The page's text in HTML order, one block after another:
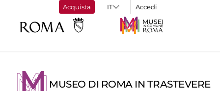
Acquista Accedi
MUSEO DI ROMA IN TRASTEVERE